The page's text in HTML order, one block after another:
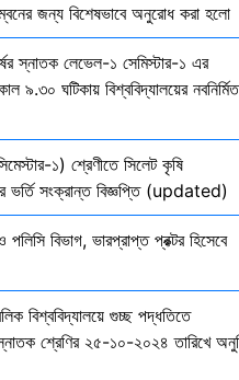
জন্য বিশেষভাবে অনুরোধ করা হলো
স্নাতক লেভেল-১ সেমিস্টার-১ এর
৯.৩০ ঘটিকায় বিশ্ববিদ্যালয়ের নবনির্মিত
১) শ্রেণীতে সিলেট কৃষি
ভর্তি সংক্রান্ত বিজ্ঞপ্তি (updated)
বিভাগ, ভারপ্রাপ্ত প্রক্টর হিসেবে
বিশ্ববিদ্যালয়ে গুচ্ছ পদ্ধতিতে
শ্রেণির ২৫-১০-২০২৪ তারিখে